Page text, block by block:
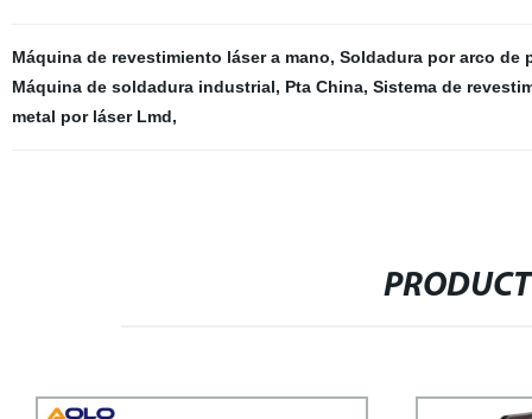
Máquina de revestimiento láser a mano, Soldadura por arco de
Máquina de soldadura industrial, Pta China, Sistema de
metal por láser Lmd,